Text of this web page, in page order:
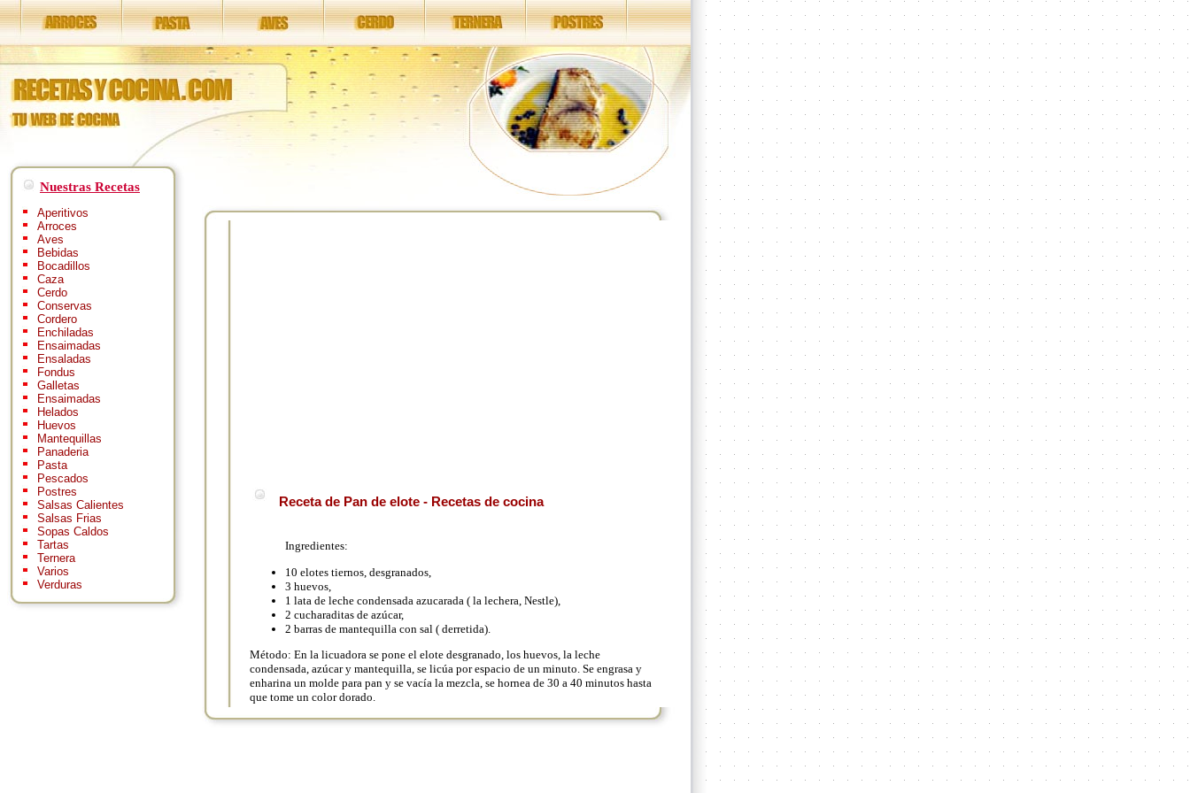
Nuestras Recetas
Aperitivos
Arroces
Aves
Bebidas
Bocadillos
Caza
Cerdo
Conservas
Cordero
Enchiladas
Ensaimadas
Ensaladas
Fondus
Galletas
Ensaimadas
Helados
Huevos
Mantequillas
Panaderia
Pasta
Pescados
Postres
Salsas Calientes
Salsas Frias
Sopas Caldos
Tartas
Ternera
Varios
Verduras
Receta de Pan de elote - Recetas de cocina
Ingredientes:
10 elotes tiernos, desgranados,
3 huevos,
1 lata de leche condensada azucarada ( la lechera, Nestle),
2 cucharaditas de azúcar,
2 barras de mantequilla con sal ( derretida).
Método: En la licuadora se pone el elote desgranado, los huevos, la leche
condensada, azúcar y mantequilla, se licúa por espacio de un minuto. Se engrasa y
enharina un molde para pan y se vacía la mezcla, se hornea de 30 a 40 minutos hasta
que tome un color dorado.